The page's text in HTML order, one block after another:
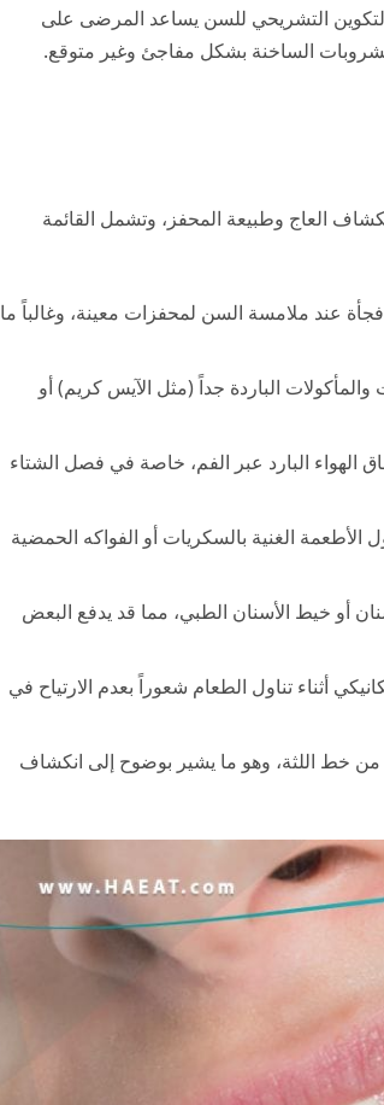
التشريحي للسن يساعد المرضى على
الساخنة بشكل مفاجئ وغير متوقع.
العاج وطبيعة المحفز، وتشمل القائمة
عند ملامسة السن لمحفزات معينة، وغالباً ما
الباردة جداً (مثل الآيس كريم) أو
الهواء البارد عبر الفم، خاصة في فصل الشتاء
الأطعمة الغنية بالسكريات أو الفواكه الحمضية
أو خيط الأسنان الطبي، مما قد يدفع البعض
أثناء تناول الطعام شعوراً بعدم الارتياح في
خط اللثة، وهو ما يشير بوضوح إلى انكشاف